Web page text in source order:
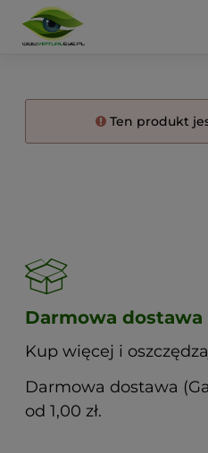
Ten produkt
Darmowa dostawa
Kup więcej i
Darmowa dostawa
od 1,00 zł.